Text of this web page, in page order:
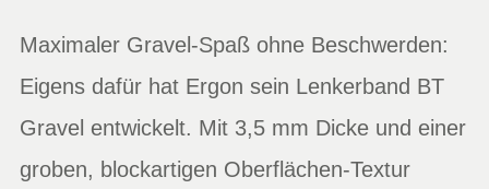
Maximaler Gravel-Spaß ohne Beschwerden:
Eigens dafür hat Ergon sein Lenkerband BT
Gravel entwickelt. Mit 3,5 mm Dicke und einer
groben, blockartigen Oberflächen-Textur